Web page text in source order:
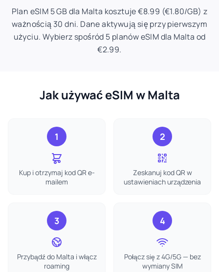
Plan eSIM 5 GB dla Malta kosztuje €8.99 (€1.80/GB) z
ważnością 30 dni. Dane aktywują się przy pierwszym
użyciu. Wybierz spośród 5 planów eSIM dla Malta od
€2.99.
Jak używać eSIM w Malta
1
Kup i otrzymaj kod QR e-
mailem
2
Zeskanuj kod QR w
ustawieniach urządzenia
3
Przybądź do Malta i włącz
roaming
4
Połącz się z 4G/5G — bez
wymiany SIM